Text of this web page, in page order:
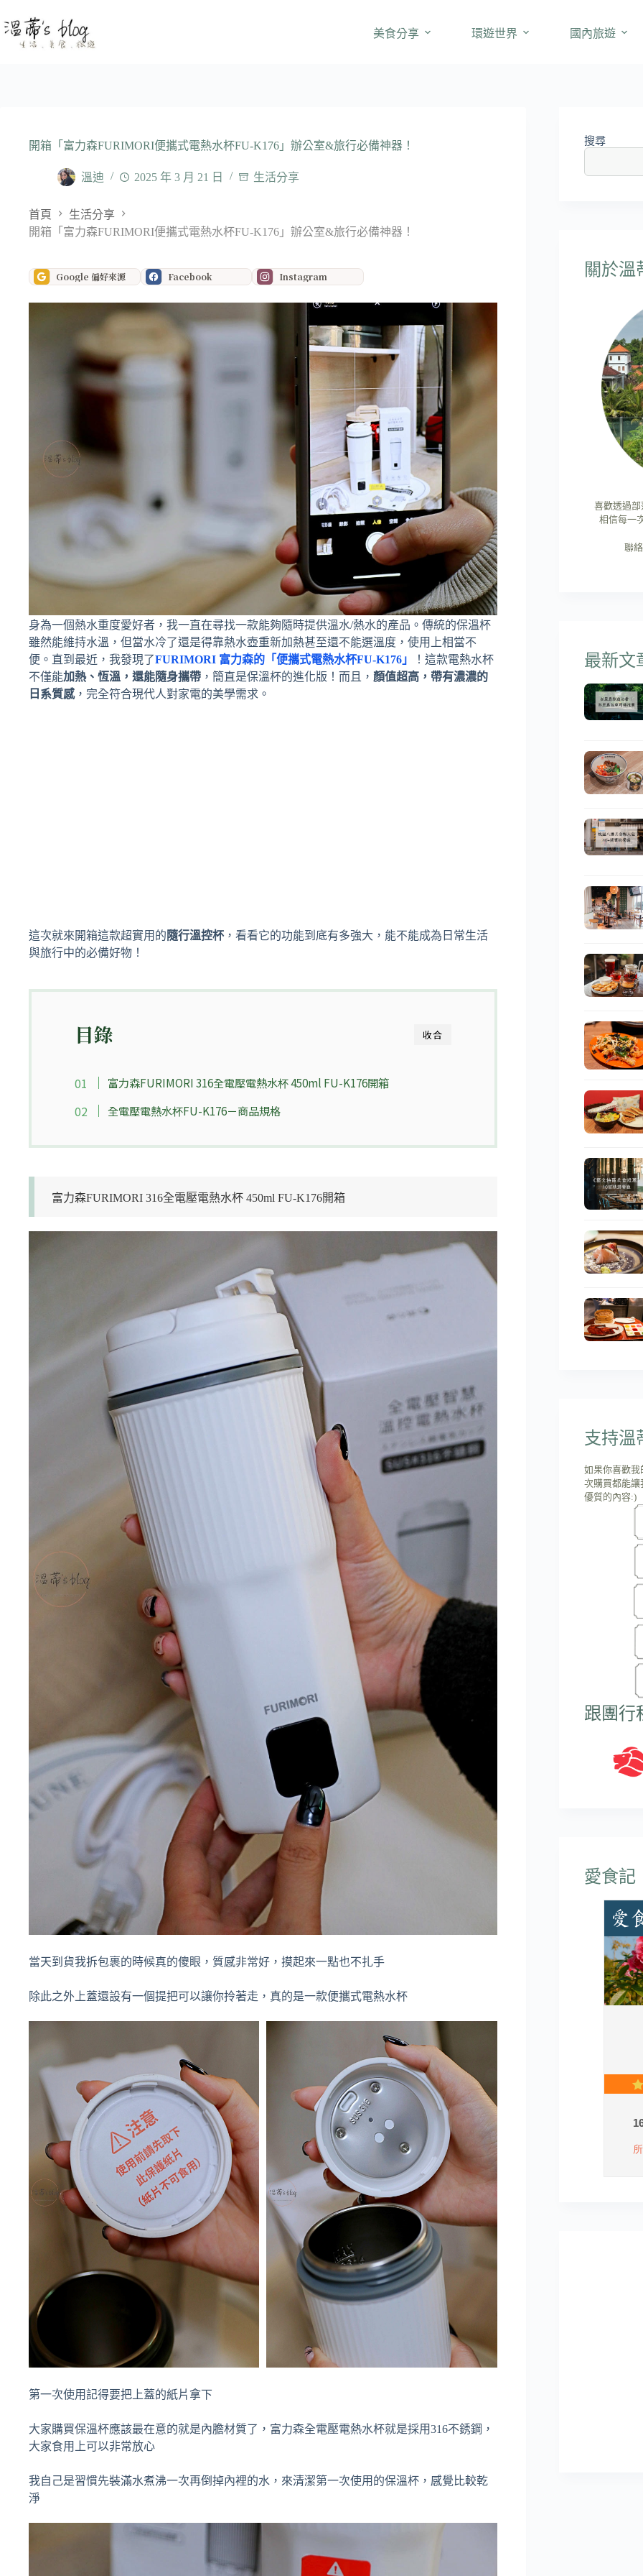
至
美食分享 環遊世界 國內旅遊
開箱「富力森FURIMORI便攜式電熱水杯FU-K176」辦公室&旅行必備神器！
溫迪 2025 年 3 月 21 日 生活分享
首頁
生活分享
開箱「富力森FURIMORI便攜式電熱水杯FU-K176」辦公室&旅行必備神器！
Google 偏好來源 Facebook Instagram
身為一個熱水重度愛好者，我一直在尋找一款能夠隨時提供溫水/熱水的產品。傳統的保溫杯
雖然能維持水溫，但當水冷了還是得靠熱水壺重新加熱甚至還不能選溫度，使用上相當不
便。直到最近，我發現了FURIMORI 富力森的「便攜式電熱水杯FU-K176」
！這款電熱水杯
不僅能加熱、恆溫，還能隨身攜帶 ，簡直是保溫杯的進化版！而且， 顏值超高，帶有濃濃的
日系質感，完全符合現代人對家電的美學需求。
這次就來開箱這款超實用的 隨行溫控杯 ，看看它的功能到底有多強大，能不能成為日常生活
與旅行中的必備好物！
收合
目錄
富力森FURIMORI 316全電壓電熱水杯 450ml FU-K176開箱
全電壓電熱水杯FU-K176－商品規格
富力森FURIMORI 316全電壓電熱水杯 450ml FU-K176開箱
當天到貨我拆包裹的時候真的傻眼，質感非常好，摸起來一點也不扎手
除此之外上蓋還設有一個提把可以讓你拎著走，真的是一款便攜式電熱水杯
第一次使用記得要把上蓋的紙片拿下
大家購買保溫杯應該最在意的就是內膽材質了，富力森全電壓電熱水杯就是採用316不銹鋼，
大家食用上可以非常放心
我自己是習慣先裝滿水煮沸一次再倒掉內裡的水，來清潔第一次使用的保溫杯，感覺比較乾
淨
搜尋
關於溫
喜歡透過
相信每一
聯
最新文
支持溫
如果你喜歡
次購買都能
優質的內容:)
跟團行
愛食記